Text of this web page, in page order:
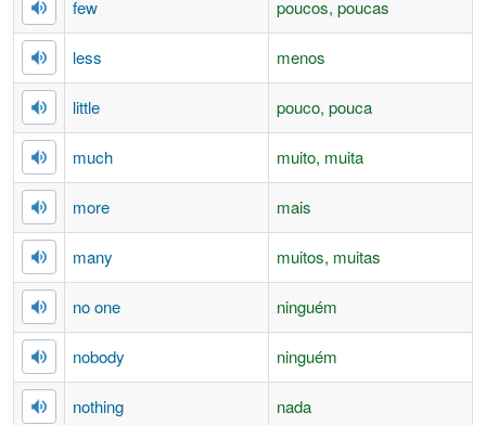
few poucos, poucas
less menos
little pouco, pouca
much muito, muita
more mais
many muitos, muitas
no one ninguém
nobody ninguém
nothing nada